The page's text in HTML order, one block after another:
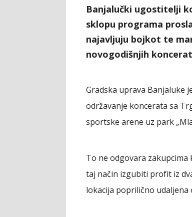
Banjalučki ugostitelji
sklopu programa
najavljuju bojkot te
novogodišnjih
Gradska uprava Banjaluke
održavanje koncerata sa
sportske arene uz park
To ne odgovara zakupcima
taj način izgubiti profit iz
lokacija poprilično udaljena